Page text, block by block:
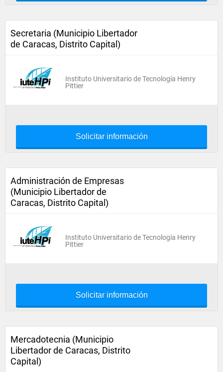
Secretaria (Municipio Libertador
de Caracas, Distrito Capital)
Instituto Universitario de Tecnología Henry
Pittier
Solicitar información
Administración de Empresas
(Municipio Libertador de
Caracas, Distrito Capital)
Instituto Universitario de Tecnología Henry
Pittier
Solicitar información
Mercadotecnia (Municipio
Libertador de Caracas, Distrito
Capital)